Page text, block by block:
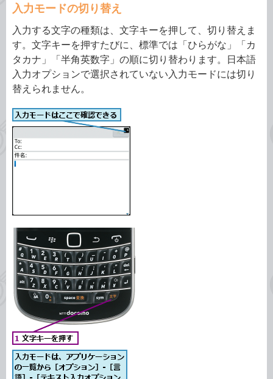
入力モードの切り替え
入力する文字の種類は、文字キーを押して、切り替えま
す。文字キーを押すたびに、標準では「ひらがな」「カ
タカナ」「半角英数字」の順に切り替わります。日本語
入力オプションで選択されていない入力モードには切り
替えられません。